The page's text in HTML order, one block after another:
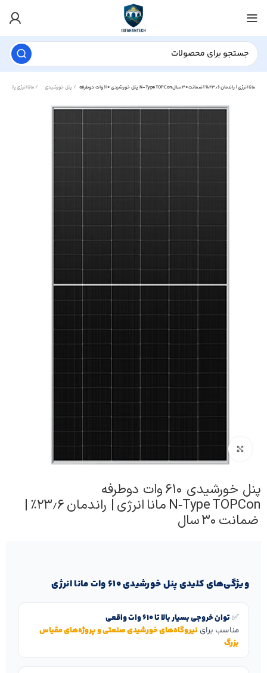
مانا انرژی پاک پنل خورشیدی ۶۱۰ وات دوطرفه N‑Type TOPCon مانا انرژی | راندمان ۲۳٫۶٪ | ضمانت ۳۰ سال
برای بزرگنمایی کلیک کنید
پنل خورشیدی ۶۱۰ وات دوطرفه
N‑Type TOPCon مانا انرژی | راندمان ۲۳٫۶٪ |
ضمانت ۳۰ سال
ویژگی‌های کلیدی پنل خورشیدی 610 وات مانا انرژی
✅توان خروجی بسیار بالا تا 610 وات واقعی
مناسب برای نیروگاه‌های خورشیدی صنعتی و پروژه‌های مقیاس
بزرگ